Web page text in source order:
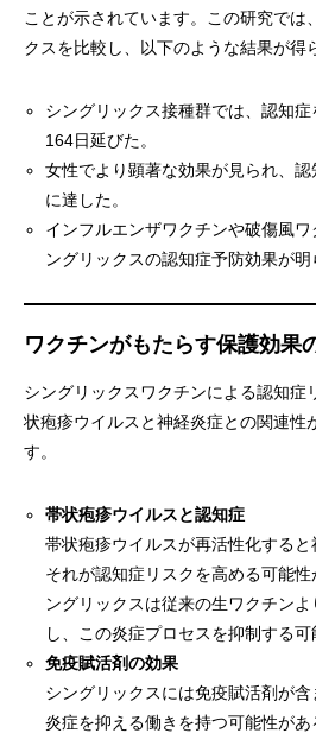
ことが示されています。この研究では
クスを比較し、以下のような結果が得
シングリックス接種群では、認知
164日延びた。
女性でより顕著な効果が見られ、
に達した。
インフルエンザワクチンや破傷風
ングリックスの認知症予防効果が明
ワクチンがもたらす保護効果
シングリックスワクチンによる認知症
状疱疹ウイルスと神経炎症との関連性
す。
帯状疱疹ウイルスと認知症
帯状疱疹ウイルスが再活性化すると
それが認知症リスクを高める可能
ングリックスは従来の生ワクチン
し、この炎症プロセスを抑制する可
免疫賦活剤の効果
シングリックスには免疫賦活剤が
炎症を抑える働きを持つ可能性があ